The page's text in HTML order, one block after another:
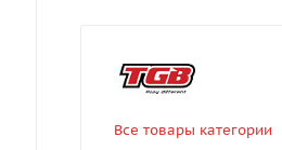
Все товары категории